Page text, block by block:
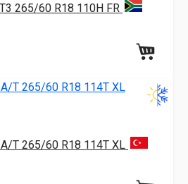
265/60 R18 110H FR
T 265/60 R18 114T XL